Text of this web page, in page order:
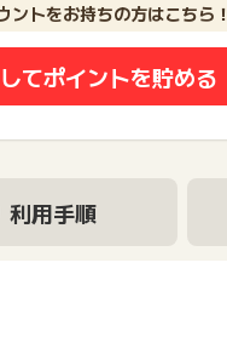
ントをお持ちの方はこちら！
てポイントを貯める
利用手順